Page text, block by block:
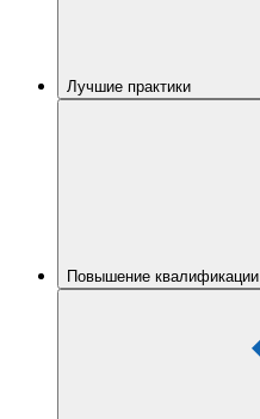
Лучшие практики
Повышение квалификации